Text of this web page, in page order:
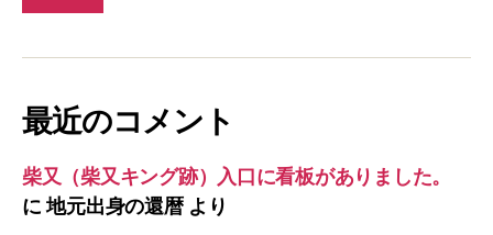
最近のコメント
柴又（柴又キング跡）入口に看板がありました。
に地元出身の還暦より